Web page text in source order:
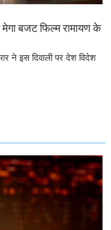
मेगा बजट फिल्म रामायण के
ने इस दिवाली पर देश विदेश